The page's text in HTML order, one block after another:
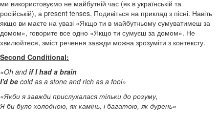
ми використовуємо не майбутній час (як в українській та
російській), а present tenses. Подивіться на приклад з пісні. Навіть
якщо ви маєте на увазі «Якщо ти в майбутньому сумуватимеш за
домом», говорите все одно «Якщо ти сумуєш за домом». Не
хвилюйтеся, зміст речення завжди можна зрозуміти з контексту.
Second Conditional:
«Oh andif I had a brain
I'd be cold as a stone and rich as a fool»
«Якби я завжди прислухалася тільки до розуму,
Я би було холодною, як камінь, і багатою, як дурень»